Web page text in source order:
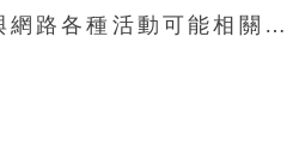
網路各種活動可能相關的
種網路活動可能涉及的相